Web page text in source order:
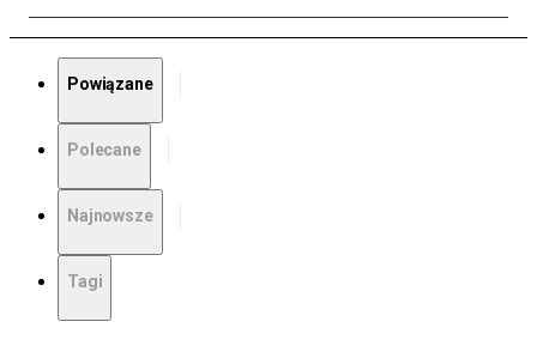
Powiązane
Polecane
Najnowsze
Tagi